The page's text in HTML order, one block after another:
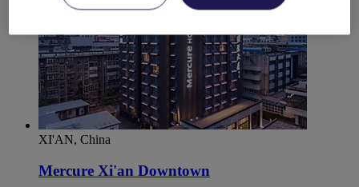
XI'AN, China
Mercure Xi'an Downtown